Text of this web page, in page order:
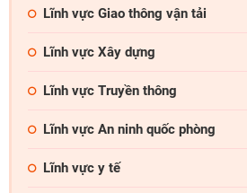
Lời giới thiệu ngắn
ĐĂNG KÝ HỘI
Các ô có dấu * cần điền
Lĩnh vực Giao thông vận tải
Lĩnh vực Xây dựng
Lĩnh vực Truyền thông
Lĩnh vực An ninh quốc phòng
Lĩnh vực y tế